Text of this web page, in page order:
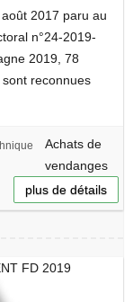
2017 paru au
n°24-2019-
2019, 78
reconnues
Achats de
vendanges
plus de détails
FD 2019